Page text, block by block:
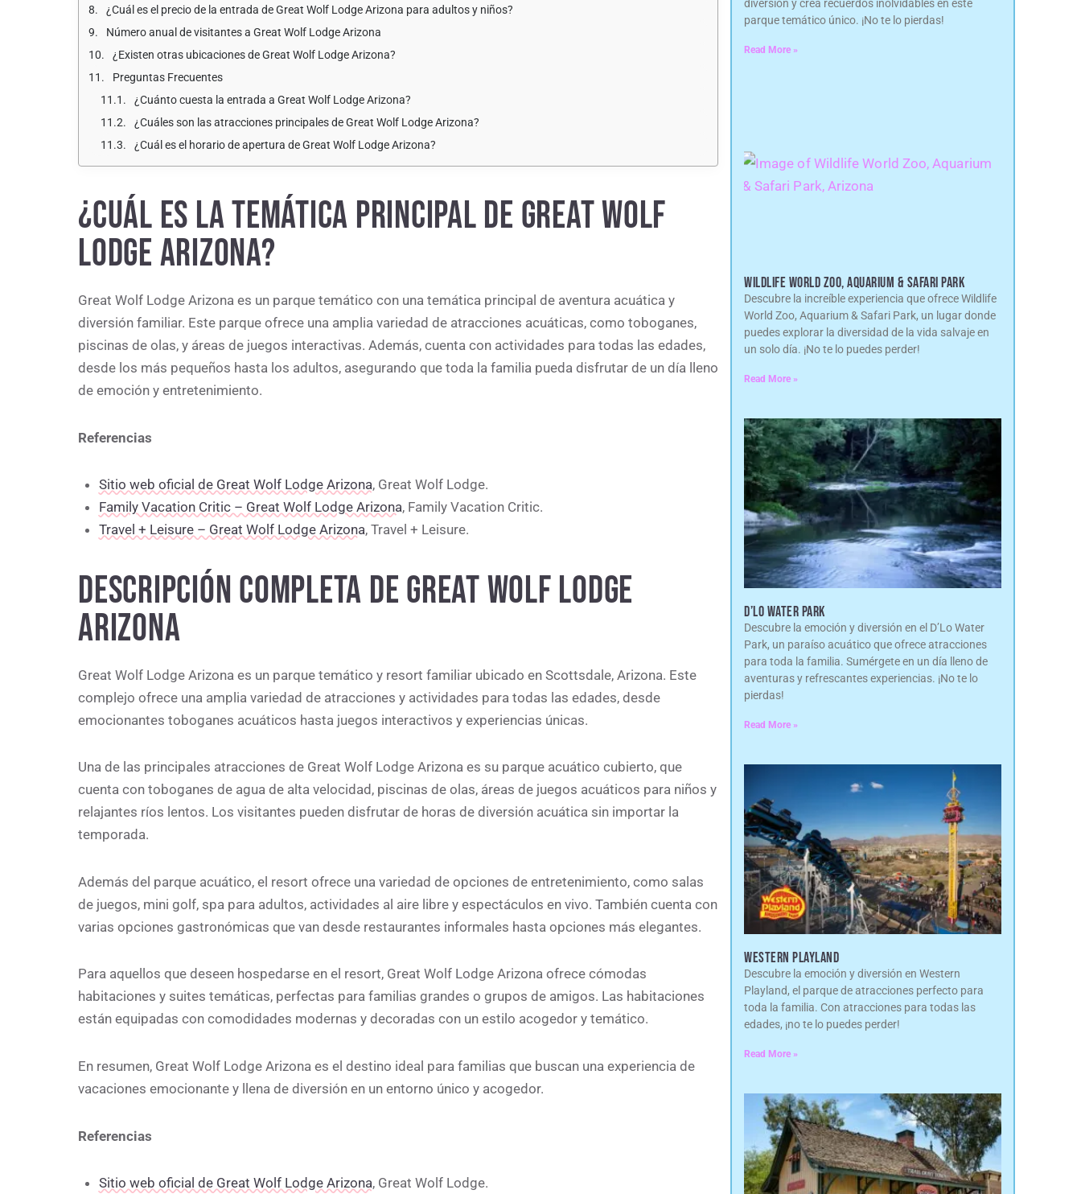
¿Cuál es el precio de la entrada de Great Wolf Lodge Arizona para adultos y niños?
Número anual de visitantes a Great Wolf Lodge Arizona
¿Existen otras ubicaciones de Great Wolf Lodge Arizona?
Preguntas Frecuentes
¿Cuánto cuesta la entrada a Great Wolf Lodge Arizona?
¿Cuáles son las atracciones principales de Great Wolf Lodge Arizona?
¿Cuál es el horario de apertura de Great Wolf Lodge Arizona?
¿CUÁL ES LA TEMÁTICA PRINCIPAL DE GREAT WOLF
LODGE ARIZONA?
Great Wolf Lodge Arizona es un parque temático con una temática principal de aventura acuática y
diversión familiar. Este parque ofrece una amplia variedad de atracciones acuáticas, como toboganes,
piscinas de olas, y áreas de juegos interactivas. Además, cuenta con actividades para todas las edades,
desde los más pequeños hasta los adultos, asegurando que toda la familia pueda disfrutar de un día lleno
de emoción y entretenimiento.
Referencias
Sitio web oficial de Great Wolf Lodge Arizona, Great Wolf Lodge.
Family Vacation Critic – Great Wolf Lodge Arizona, Family Vacation Critic.
Travel + Leisure – Great Wolf Lodge Arizona, Travel + Leisure.
DESCRIPCIÓN COMPLETA DE GREAT WOLF LODGE
ARIZONA
Great Wolf Lodge Arizona es un parque temático y resort familiar ubicado en Scottsdale, Arizona. Este
complejo ofrece una amplia variedad de atracciones y actividades para todas las edades, desde
emocionantes toboganes acuáticos hasta juegos interactivos y experiencias únicas.
Una de las principales atracciones de Great Wolf Lodge Arizona es su parque acuático cubierto, que
cuenta con toboganes de agua de alta velocidad, piscinas de olas, áreas de juegos acuáticos para niños y
relajantes ríos lentos. Los visitantes pueden disfrutar de horas de diversión acuática sin importar la
temporada.
Además del parque acuático, el resort ofrece una variedad de opciones de entretenimiento, como salas
de juegos, mini golf, spa para adultos, actividades al aire libre y espectáculos en vivo. También cuenta con
varias opciones gastronómicas que van desde restaurantes informales hasta opciones más elegantes.
Para aquellos que deseen hospedarse en el resort, Great Wolf Lodge Arizona ofrece cómodas
habitaciones y suites temáticas, perfectas para familias grandes o grupos de amigos. Las habitaciones
están equipadas con comodidades modernas y decoradas con un estilo acogedor y temático.
En resumen, Great Wolf Lodge Arizona es el destino ideal para familias que buscan una experiencia de
vacaciones emocionante y llena de diversión en un entorno único y acogedor.
Referencias
Sitio web oficial de Great Wolf Lodge Arizona, Great Wolf Lodge.
diversión y crea recuerdos inolvidables en este
parque temático único. ¡No te lo pierdas!
Read More »
WILDLIFE WORLD ZOO, AQUARIUM & SAFARI PARK
Descubre la increíble experiencia que ofrece Wildlife
World Zoo, Aquarium & Safari Park, un lugar donde
puedes explorar la diversidad de la vida salvaje en
un solo día. ¡No te lo puedes perder!
Read More »
D’LO WATER PARK
Descubre la emoción y diversión en el D’Lo Water
Park, un paraíso acuático que ofrece atracciones
para toda la familia. Sumérgete en un día lleno de
aventuras y refrescantes experiencias. ¡No te lo
pierdas!
Read More »
WESTERN PLAYLAND
Descubre la emoción y diversión en Western
Playland, el parque de atracciones perfecto para
toda la familia. Con atracciones para todas las
edades, ¡no te lo puedes perder!
Read More »